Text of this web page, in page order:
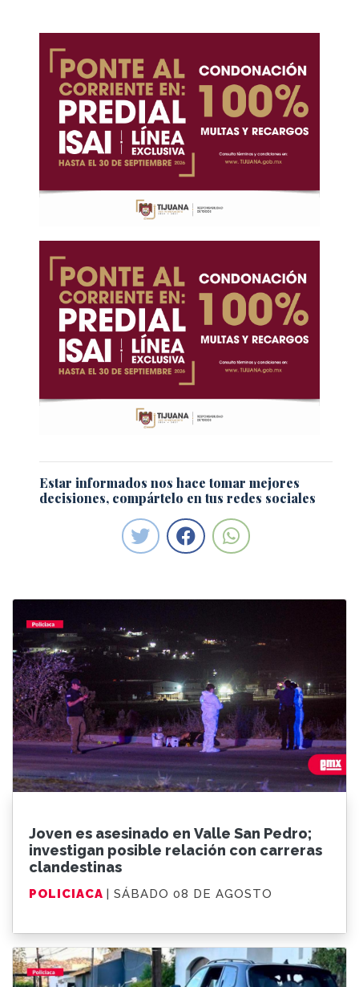
Joven es asesinado en Valle San Pedro;
investigan posible relación con carreras
clandestinas
POLICIACA | SÁBADO 08 DE AGOSTO
Estar informados nos hace tomar mejores
decisiones, compártelo en tus redes sociales